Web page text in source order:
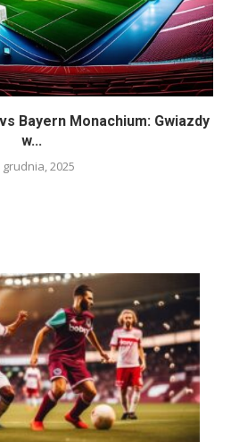
Bayern Monachium: Gwiazdy
w...
grudnia, 2025